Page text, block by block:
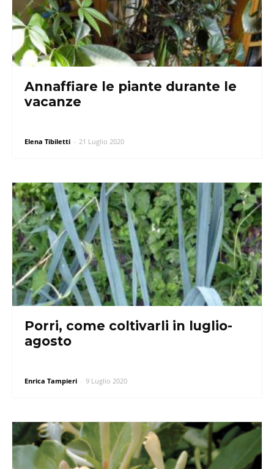
Annaffiare le piante durante le
vacanze
Elena Tibiletti - 21 Luglio 2020
Porri, come coltivarli in luglio-
agosto
Enrica Tampieri - 9 Luglio 2020